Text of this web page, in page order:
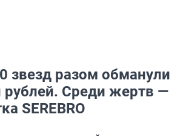
звезд разом обманули
рублей. Среди жертв —
SEREBRO